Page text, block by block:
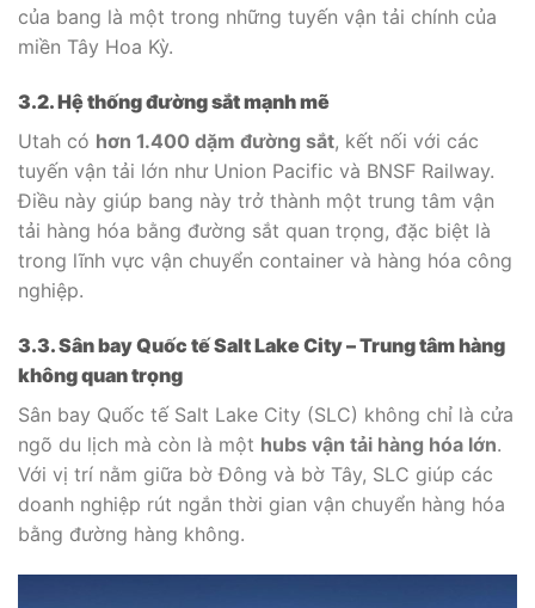
của bang là một trong những tuyến vận tải chính của
miền Tây Hoa Kỳ.
3.2. Hệ thống đường sắt mạnh mẽ
Utah có hơn 1.400 dặm đường sắt, kết nối với các
tuyến vận tải lớn như Union Pacific và BNSF Railway.
Điều này giúp bang này trở thành một trung tâm vận
tải hàng hóa bằng đường sắt quan trọng, đặc biệt là
trong lĩnh vực vận chuyển container và hàng hóa công
nghiệp.
3.3. Sân bay Quốc tế Salt Lake City – Trung tâm hàng
không quan trọng
Sân bay Quốc tế Salt Lake City (SLC) không chỉ là cửa
ngõ du lịch mà còn là một hubs vận tải hàng hóa lớn.
Với vị trí nằm giữa bờ Đông và bờ Tây, SLC giúp các
doanh nghiệp rút ngắn thời gian vận chuyển hàng hóa
bằng đường hàng không.